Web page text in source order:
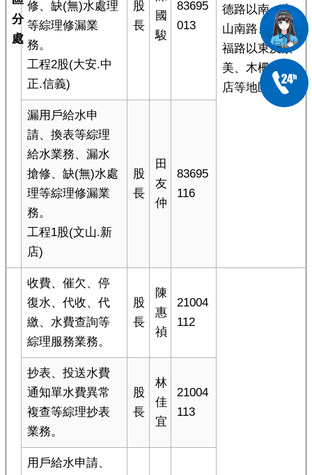
分
處
德路以南、中
山南路、羅斯
福路以東及景
美、木柵、新
店等地區)
修、缺(無)水處理
等綜理修漏業
務。
工程2股(大安.中
正.信義)
股
長
國
駿
83695
013
漏用戶給水申
請、換表等綜理
給水業務、漏水
搶修、缺(無)水處
理等綜理修漏業
務。
工程1股(文山.新
店)
股
長
田
友
仲
83695
116
收費、催欠、停
復水、代收、代
繳、水費查詢等
綜理服務業務。
股
長
陳
惠
禎
21004
112
抄表、投送水費
通知單水費異常
複查等綜理抄表
業務。
股
長
林
佳
宜
21004
113
用戶給水申請、